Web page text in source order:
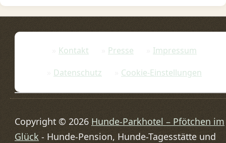
Kontakt Presse
Impressum
Datenschutz
Cookie-Einstellungen
Copyright © 2026 Hunde-Parkhotel – Pfötchen im
Glück - Hunde-Pension, Hunde-Tagesstätte und